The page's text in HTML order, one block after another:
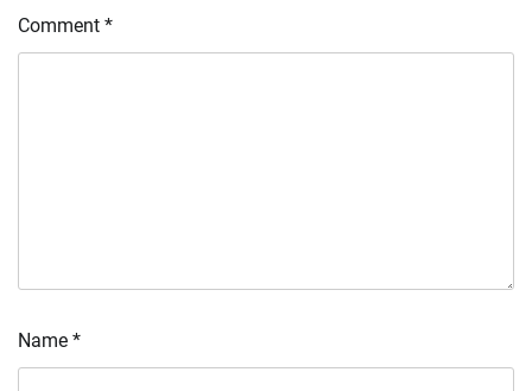
Comment *
Name *